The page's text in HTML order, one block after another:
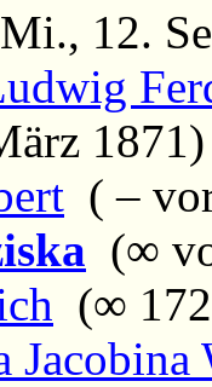
12.
1871)
( –
(∞
(∞